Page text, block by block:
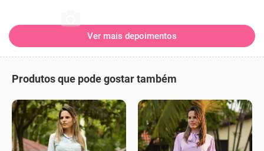
Ver mais depoimentos
Produtos que pode gostar também